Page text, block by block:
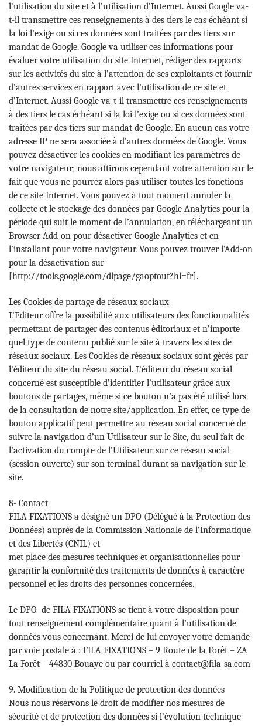
l’utilisation du site et à l’utilisation d’Internet. Aussi Google va-
t-il transmettre ces renseignements à des tiers le cas échéant si
la loi l’exige ou si ces données sont traitées par des tiers sur
mandat de Google. Google va utiliser ces informations pour
évaluer votre utilisation du site Internet, rédiger des rapports
sur les activités du site à l’attention de ses exploitants et fournir
d’autres services en rapport avec l’utilisation de ce site et
d’Internet. Aussi Google va-t-il transmettre ces renseignements
à des tiers le cas échéant si la loi l’exige ou si ces données sont
traitées par des tiers sur mandat de Google. En aucun cas votre
adresse IP ne sera associée à d’autres données de Google. Vous
pouvez désactiver les cookies en modifiant les paramètres de
votre navigateur; nous attirons cependant votre attention sur le
fait que vous ne pourrez alors pas utiliser toutes les fonctions
de ce site Internet. Vous pouvez à tout moment annuler la
collecte et le stockage des données par Google Analytics pour la
période qui suit le moment de l’annulation, en téléchargeant un
Browser-Add-on pour désactiver Google Analytics et en
l’installant pour votre navigateur. Vous pouvez trouver l’Add-on
pour la désactivation sur
[http://tools.google.com/dlpage/gaoptout?hl=fr].
Les Cookies de partage de réseaux sociaux
L’Editeur offre la possibilité aux utilisateurs des fonctionnalités
permettant de partager des contenus éditoriaux et n’importe
quel type de contenu publié sur le site à travers les sites de
réseaux sociaux. Les Cookies de réseaux sociaux sont gérés par
l’éditeur du site du réseau social. L’éditeur du réseau social
concerné est susceptible d’identifier l’utilisateur grâce aux
boutons de partages, même si ce bouton n’a pas été utilisé lors
de la consultation de notre site/application. En effet, ce type de
bouton applicatif peut permettre au réseau social concerné de
suivre la navigation d’un Utilisateur sur le Site, du seul fait de
l’activation du compte de l’Utilisateur sur ce réseau social
(session ouverte) sur son terminal durant sa navigation sur le
site.
8- Contact
FILA FIXATIONS a désigné un DPO (Délégué à la Protection des
Données) auprès de la Commission Nationale de l’Informatique
et des Libertés (CNIL) et
met place des mesures techniques et organisationnelles pour
garantir la conformité des traitements de données à caractère
personnel et les droits des personnes concernées.
Le DPO de FILA FIXATIONS se tient à votre disposition pour
tout renseignement complémentaire quant à l’utilisation de
données vous concernant. Merci de lui envoyer votre demande
par voie postale à : FILA FIXATIONS – 9 Route de la Forêt – ZA
La Forêt – 44830 Bouaye ou par courriel à contact@fila-sa.com
9. Modification de la Politique de protection des données
Nous nous réservons le droit de modifier nos mesures de
sécurité et de protection des données si l’évolution technique